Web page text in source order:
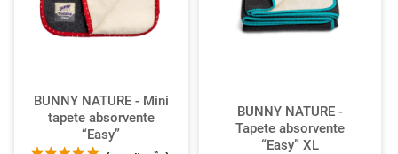
BUNNY NATURE - Mini
tapete absorvente
“Easy”
BUNNY NATURE -
Tapete absorvente
“Easy” XL